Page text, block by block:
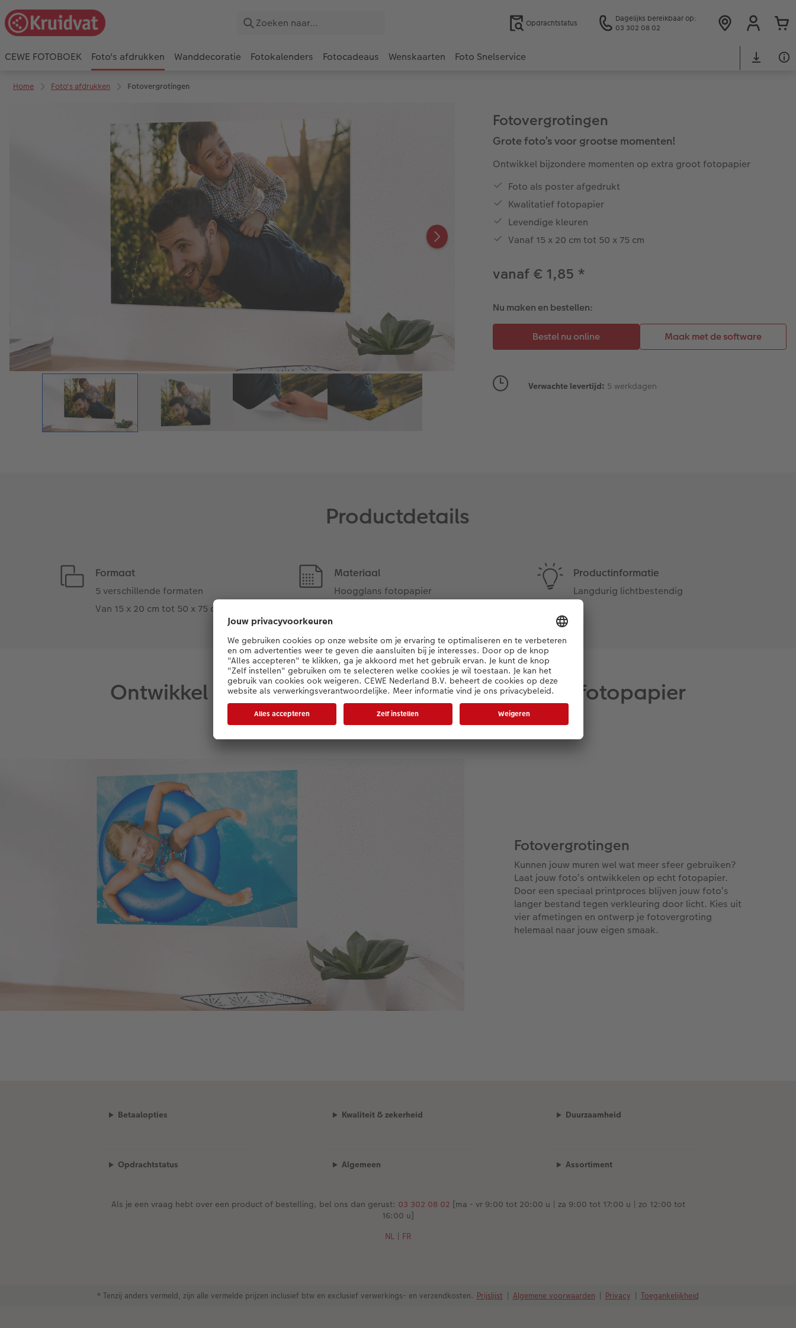
Opdrachtstatus
Dagelijks bereikbaar op:
03 302 08 02
CEWE FOTOBOEK Foto's afdrukken Wanddecoratie Fotokalenders Fotocadeaus Wenskaarten Foto Snelservice
Home Foto's afdrukken Fotovergrotingen
Fotovergrotingen
Grote foto’s voor grootse momenten!
Ontwikkel bijzondere momenten op extra groot fotopapier
Foto als poster afgedrukt
Kwalitatief fotopapier
Levendige kleuren
Vanaf 15 x 20 cm tot 50 x 75 cm
vanaf € 1,85 *
Nu maken en bestellen:
Verwachte levertijd: 5 werkdagen
Productdetails
Formaat
5 verschillende formaten
Van 15 x 20 cm tot 50 x 75 cm
Materiaal
Hoogglans fotopapier
Productinformatie
Langdurig lichtbestendig
Ontwikkel bijzondere momenten op extra groot fotopapier
Het glanzende fotopapier geeft je foto’s extra uitstraling
Fotovergrotingen
Kunnen jouw muren wel wat meer sfeer gebruiken?
Laat jouw foto’s ontwikkelen op echt fotopapier.
Door een speciaal printproces blijven jouw foto’s
langer bestand tegen verkleuring door licht. Kies uit
vier afmetingen en ontwerp je fotovergroting
helemaal naar jouw eigen smaak.
Betaalopties Kwaliteit & zekerheid Duurzaamheid
Opdrachtstatus Algemeen Assortiment
Als je een vraag hebt over een product of bestelling, bel ons dan gerust: 03 302 08 02 [ma - vr 9:00 tot 20:00 u | za 9:00 tot 17:00 u | zo 12:00 tot
16:00 u]
NL| FR
* Tenzij anders vermeld, zijn alle vermelde prijzen inclusief btw en exclusief verwerkings- en verzendkosten. Prijslijst | Algemene voorwaarden | Privacy | Toegankelijkheid